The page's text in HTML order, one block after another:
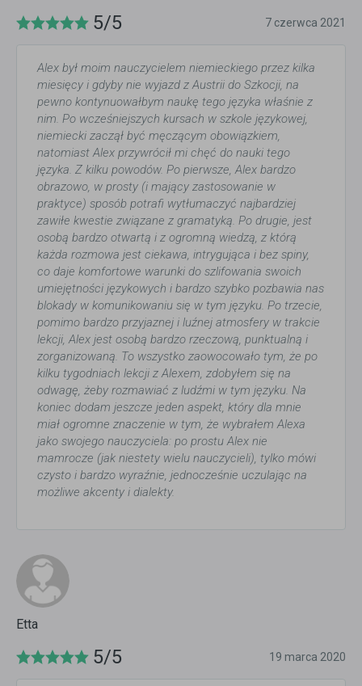
5/5 7 czerwca 2021
Alex był moim nauczycielem niemieckiego przez kilka
miesięcy i gdyby nie wyjazd z Austrii do Szkocji, na
pewno kontynuowałbym naukę tego języka właśnie z
nim. Po wcześniejszych kursach w szkole językowej,
niemiecki zaczął być męczącym obowiązkiem,
natomiast Alex przywrócił mi chęć do nauki tego
języka. Z kilku powodów. Po pierwsze, Alex bardzo
obrazowo, w prosty (i mający zastosowanie w
praktyce) sposób potrafi wytłumaczyć najbardziej
zawiłe kwestie związane z gramatyką. Po drugie, jest
osobą bardzo otwartą i z ogromną wiedzą, z którą
każda rozmowa jest ciekawa, intrygująca i bez spiny,
co daje komfortowe warunki do szlifowania swoich
umiejętności językowych i bardzo szybko pozbawia nas
blokady w komunikowaniu się w tym języku. Po trzecie,
pomimo bardzo przyjaznej i luźnej atmosfery w trakcie
lekcji, Alex jest osobą bardzo rzeczową, punktualną i
zorganizowaną. To wszystko zaowocowało tym, że po
kilku tygodniach lekcji z Alexem, zdobyłem się na
odwagę, żeby rozmawiać z ludźmi w tym języku. Na
koniec dodam jeszcze jeden aspekt, który dla mnie
miał ogromne znaczenie w tym, że wybrałem Alexa
jako swojego nauczyciela: po prostu Alex nie
mamrocze (jak niestety wielu nauczycieli), tylko mówi
czysto i bardzo wyraźnie, jednocześnie uczulając na
możliwe akcenty i dialekty.
Etta
5/5 19 marca 2020